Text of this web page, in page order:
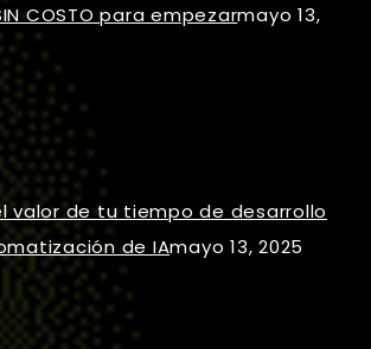
COSTO para empezarmayo 13,
valor de tu tiempo de desarrollo
de IAmayo 13, 2025